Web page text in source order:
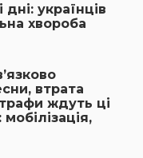
дні: українців
хвороба
втрата
ждуть ці